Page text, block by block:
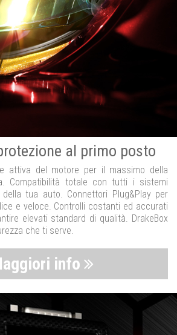
al primo posto
attiva del motore per il massimo della
Compatibilità totale con tutti i sistemi
tua auto. Connettori Plug&Play per
e veloce. Controlli costanti ed accurati
elevati standard di qualità. DrakeBox
che ti serve.
info